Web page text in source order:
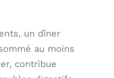
un dîner
au moins
contribue